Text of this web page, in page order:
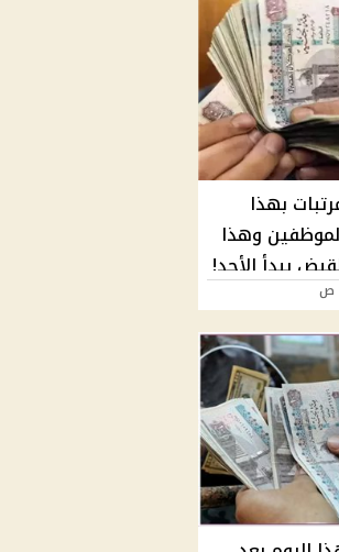
بهذا
وهذا
يبدأ الأحد!